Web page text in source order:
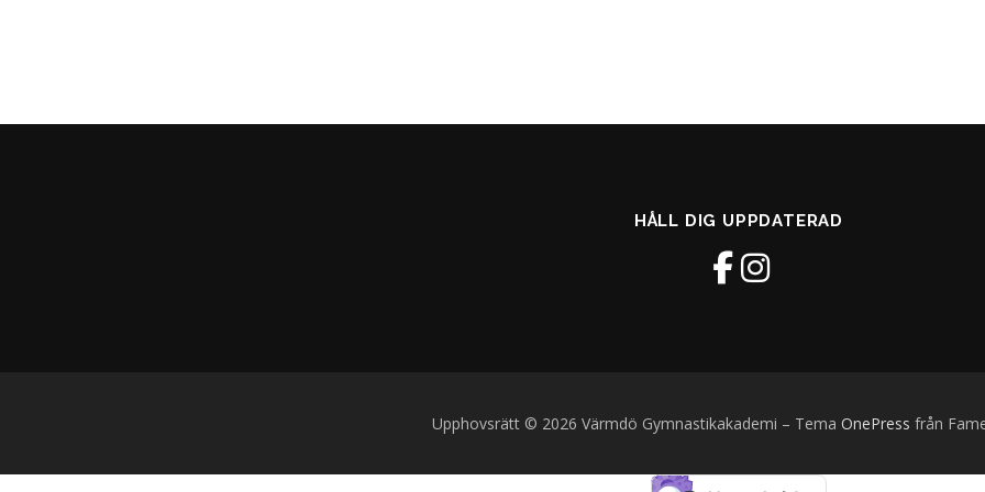
HÅLL DIG UPPDATERAD
Upphovsrätt © 2026 Värmdö Gymnastikakademi – Tema OnePress från